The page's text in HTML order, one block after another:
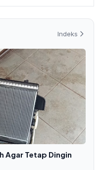
Indeks
Agar Tetap Dingin